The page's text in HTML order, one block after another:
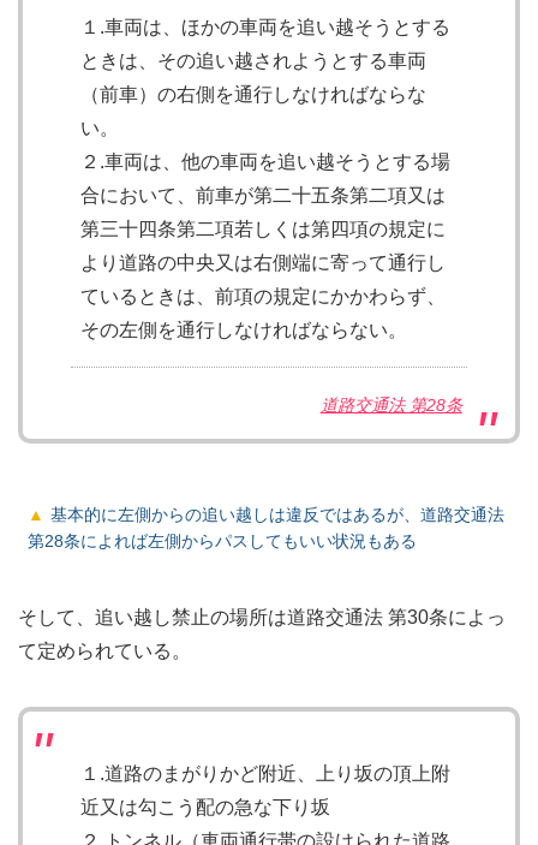
１.車両は、ほかの車両を追い越そうとする
ときは、その追い越されようとする車両
（前車）の右側を通行しなければならな
い。
２.車両は、他の車両を追い越そうとする場
合において、前車が第二十五条第二項又は
第三十四条第二項若しくは第四項の規定に
より道路の中央又は右側端に寄って通行し
ているときは、前項の規定にかかわらず、
その左側を通行しなければならない。
道路交通法 第28条
基本的に左側からの追い越しは違反ではあるが、道路交通法
第28条によれば左側からパスしてもいい状況もある
そして、追い越し禁止の場所は道路交通法 第30条によっ
て定められている。
１.道路のまがりかど附近、上り坂の頂上附
近又は勾こう配の急な下り坂